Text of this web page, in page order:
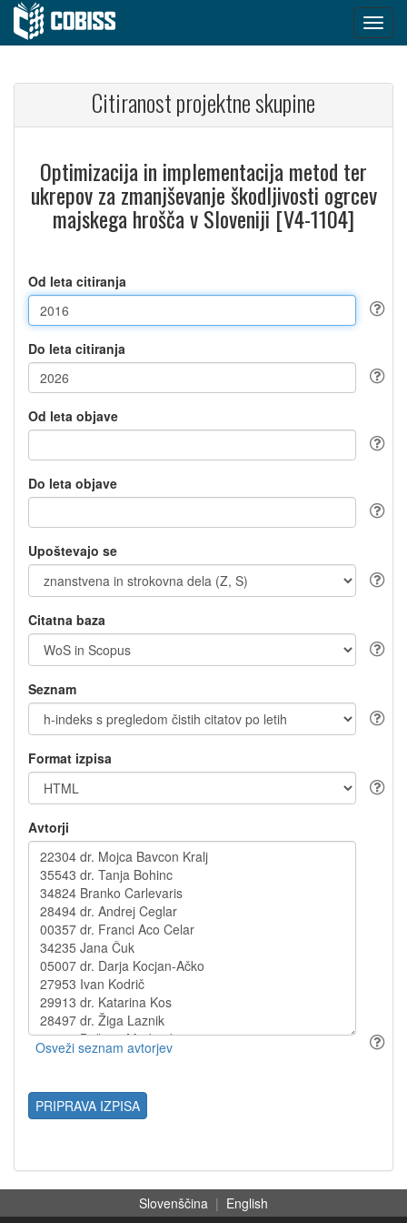
Citiranost projektne skupine
Optimizacija in implementacija metod ter
ukrepov za zmanjševanje škodljivosti ogrcev
majskega hrošča v Sloveniji [V4-1104]
Od leta citiranja
Do leta citiranja
Od leta objave
Do leta objave
Upoštevajo se
Citatna baza
Seznam
Format izpisa
Avtorji
PRIPRAVA IZPISA
Slovenščina | English